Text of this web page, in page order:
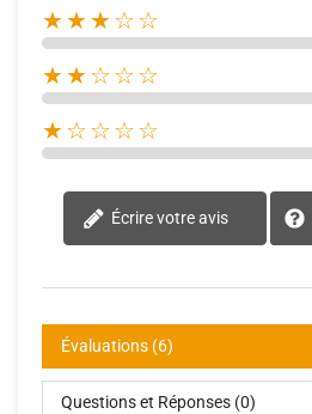
★★★☆☆
★★☆☆☆
★☆☆☆☆
Écrire votre avis
Évaluations (6)
Questions et Réponses (0)